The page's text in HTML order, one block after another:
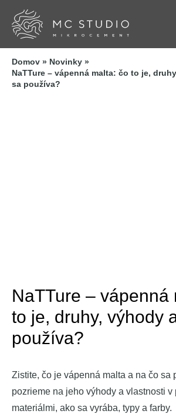
Preskočiť
obsah
Domov
Novinky
NaTTure – vápenná malta: čo to je,
sa používa?
NaTTure – vápenná
to je, druhy, výhody
používa?
Zistite, čo je vápenná malta a na čo sa
pozrieme na jeho výhody a vlastnosti v
materiálmi, ako sa vyrába, typy a farby.